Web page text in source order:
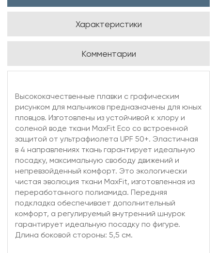
Характеристики
Комментарии
Высококачественные плавки с графическим
рисунком для мальчиков предназначены для юных
пловцов. Изготовлены из устойчивой к хлору и
соленой воде ткани MaxFit Eco со встроенной
защитой от ультрафиолета UPF 50+. Эластичная
в 4 направлениях ткань гарантирует идеальную
посадку, максимальную свободу движений и
непревзойденный комфорт. Это экологически
чистая эволюция ткани MaxFit, изготовленная из
переработанного полиамида. Передняя
подкладка обеспечивает дополнительный
комфорт, а регулируемый внутренний шнурок
гарантирует идеальную посадку по фигуре.
Длина боковой стороны: 5,5 см.